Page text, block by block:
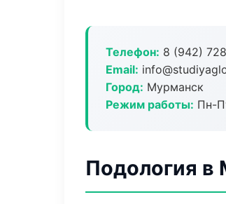
Телефон: 8 (942)
Email:
Город: Мурманск
Режим работы: Пн-
Подология в